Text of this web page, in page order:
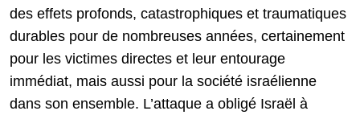
des effets profonds, catastrophiques et traumatiques
durables pour de nombreuses années, certainement
pour les victimes directes et leur entourage
immédiat, mais aussi pour la société israélienne
dans son ensemble. L’attaque a obligé Israël à